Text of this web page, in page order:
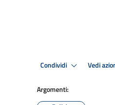
Condividi Vedi
Argomenti: